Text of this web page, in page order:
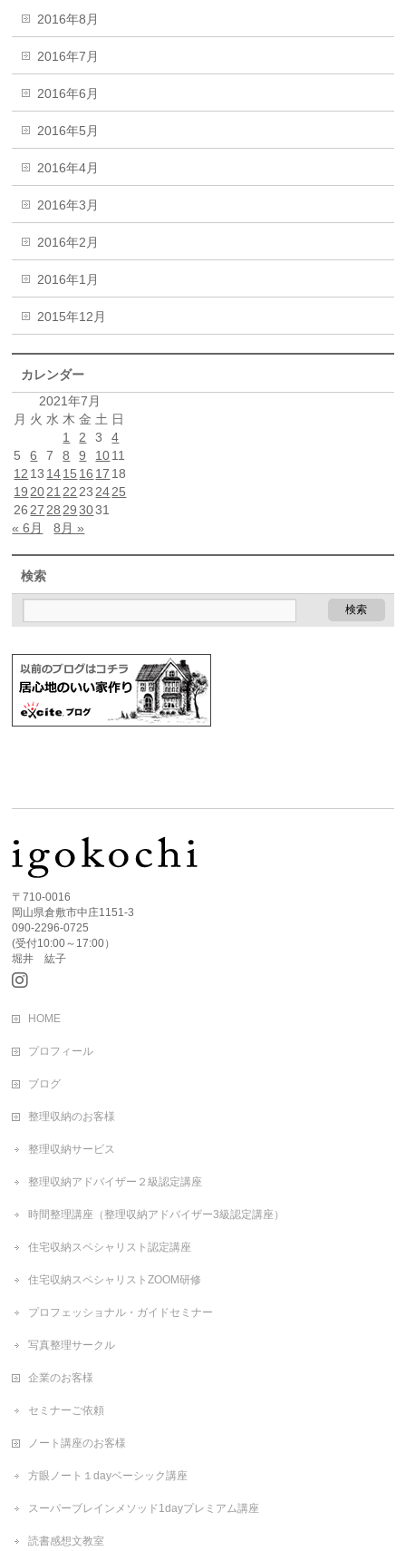
2016年8月
2016年7月
2016年6月
2016年5月
2016年4月
2016年3月
2016年2月
2016年1月
2015年12月
カレンダー
2021年7月
月 火 水 木 金 土 日
1
2 3
4
5
6 7 8 9 1011
12 13 1415 16 17 18
19 2021 22 23 2425
26 27 28 29 3031
« 6月
8月 »
検索
〒710-0016
岡山県倉敷市中庄1151-3
090-2296-0725
(受付10:00～17:00）
堀井 紘子
HOME
プロフィール
ブログ
整理収納のお客様
整理収納サービス
整理収納アドバイザー２級認定講座
時間整理講座（整理収納アドバイザー3級認定講座）
住宅収納スペシャリスト認定講座
住宅収納スペシャリストZOOM研修
プロフェッショナル・ガイドセミナー
写真整理サークル
企業のお客様
セミナーご依頼
ノート講座のお客様
方眼ノート１dayベーシック講座
スーパーブレインメソッド1dayプレミアム講座
読書感想文教室